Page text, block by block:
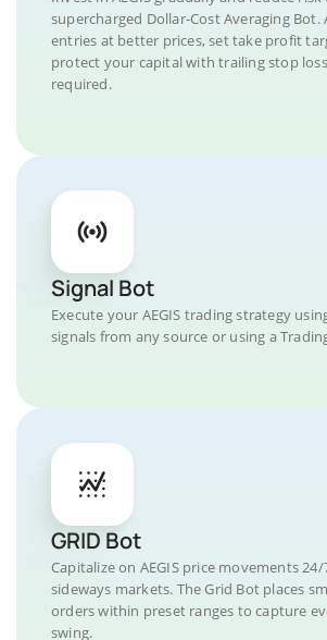
supercharged Dollar-Cost Averaging
entries at better prices, set take profit
protect your capital with trailing stop
required.
Signal Bot
Execute your AEGIS trading strategy
signals from any source or using a
GRID Bot
Capitalize on AEGIS price movements
sideways markets. The Grid Bot places
orders within preset ranges to capture
swing.